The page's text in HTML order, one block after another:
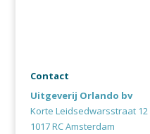
Contact
Uitgeverij Orlando bv
Korte Leidsedwarsstraat 12
1017 RC Amsterdam